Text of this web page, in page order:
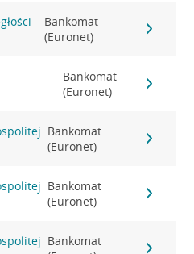
Bankomat
(Euronet)
Bankomat
(Euronet)
Bankomat
(Euronet)
Bankomat
(Euronet)
Bankomat